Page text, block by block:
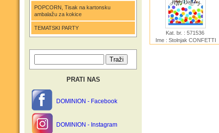
POPCORN, Tisak na kartonsku
ambalažu za kokice
TEMATSKI PARTY
PRATI NAS
DOMINION - Facebook
DOMINION - Instagram
Kat. br. : 571536
Ime : Stolnjak CONFETTI